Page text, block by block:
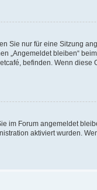
Sie nur für eine Sitzung
„Angemeldet bleiben“
befinden. Wenn diese
im Forum angemeldet
aktiviert wurden.